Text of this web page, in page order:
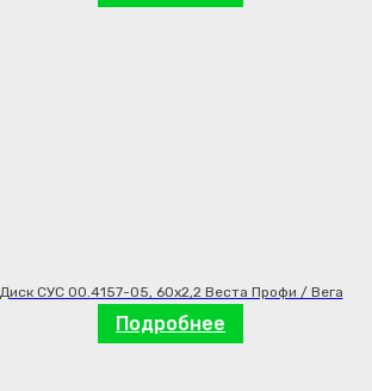
Диск СУС 00.4157-05, 60х2,2 Веста Профи / Вега
Подробнее